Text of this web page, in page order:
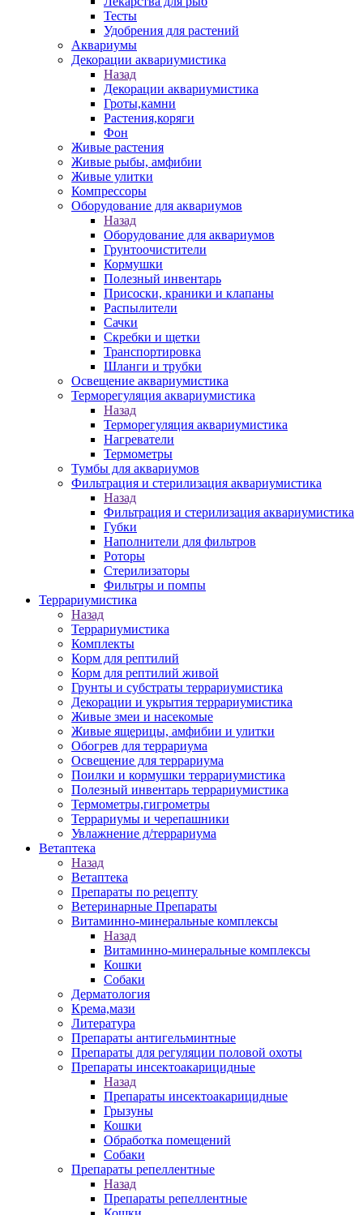
Тесты
Удобрения для растений
Аквариумы
Декорации аквариумистика
Назад
Декорации аквариумистика
Гроты,камни
Растения,коряги
Фон
Живые растения
Живые рыбы, амфибии
Живые улитки
Компрессоры
Оборудование для аквариумов
Назад
Оборудование для аквариумов
Грунтоочистители
Кормушки
Полезный инвентарь
Присоски, краники и клапаны
Распылители
Сачки
Скребки и щетки
Транспортировка
Шланги и трубки
Освещение аквариумистика
Терморегуляция аквариумистика
Назад
Терморегуляция аквариумистика
Нагреватели
Термометры
Тумбы для аквариумов
Фильтрация и стерилизация аквариумистика
Назад
Фильтрация и стерилизация аквариумистика
Губки
Наполнители для фильтров
Роторы
Стерилизаторы
Фильтры и помпы
Террариумистика
Назад
Террариумистика
Комплекты
Корм для рептилий
Корм для рептилий живой
Грунты и субстраты террариумистика
Декорации и укрытия террариумистика
Живые змеи и насекомые
Живые ящерицы, амфибии и улитки
Обогрев для террариума
Освещение для террариума
Поилки и кормушки террариумистика
Полезный инвентарь террариумистика
Термометры,гигрометры
Террариумы и черепашники
Увлажнение д/террариума
Ветаптека
Назад
Ветаптека
Препараты по рецепту
Ветеринарные Препараты
Витаминно-минеральные комплексы
Назад
Витаминно-минеральные комплексы
Кошки
Собаки
Дерматология
Крема,мази
Литература
Препараты антигельминтные
Препараты для регуляции половой охоты
Препараты инсектоакарицидные
Назад
Препараты инсектоакарицидные
Грызуны
Кошки
Обработка помещений
Собаки
Препараты репеллентные
Назад
Препараты репеллентные